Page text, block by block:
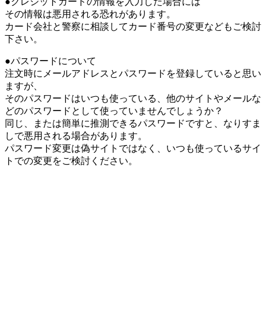
その情報は悪用される恐れがあります。
カード会社と警察に相談してカード番号の変更などもご検討
下さい。
●パスワードについて
注文時にメールアドレスとパスワードを登録していると思い
ますが、
そのパスワードはいつも使っている、他のサイトやメールな
どのパスワードとして使っていませんでしょうか？
同じ、または簡単に推測できるパスワードですと、なりすま
しで悪用される場合があります。
パスワード変更は偽サイトではなく、いつも使っているサイ
トでの変更をご検討ください。